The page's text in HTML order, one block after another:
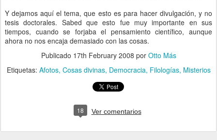
Y dejamos aquí el tema, que esto es para hacer divulgación, y no
tesis doctorales. Sabed que esto fue muy importante en sus
tiempos, cuando se forjaba el pensamiento científico, aunque
ahora no nos encaja demasiado con las cosas.
Publicado 17th February 2008 por Otto Más
Etiquetas: Afotos Cosas divinas Democracia Filologías Misterios
18 Ver comentarios